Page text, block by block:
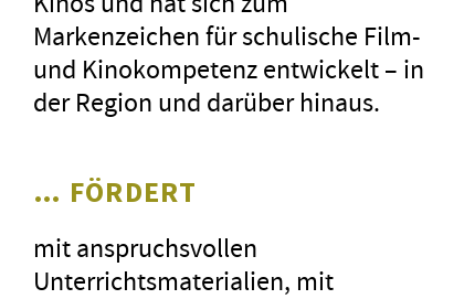
Markenzeichen für schulische Film-
und Kinokompetenz entwickelt – in
der Region und darüber hinaus.
… FÖRDERT
mit anspruchsvollen
Unterrichtsmaterialien, mit